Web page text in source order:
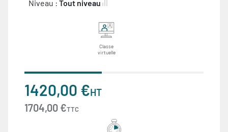
Niveau : Tout niveau
Classe
virtuelle
1420,00 €HT
1704,00 €TTC